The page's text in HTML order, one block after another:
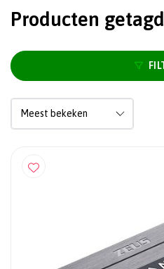
Producten